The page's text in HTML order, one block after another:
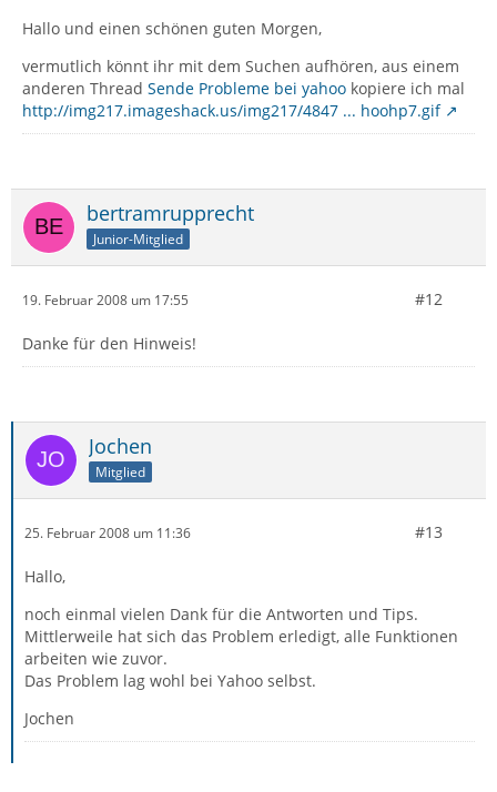
Hallo und einen schönen guten Morgen,
vermutlich könnt ihr mit dem Suchen aufhören, aus einem
anderen Thread Sende Probleme bei yahoo kopiere ich mal
http://img217.imageshack.us/img217/4847 ... hoohp7.gif
bertramrupprecht
Junior-Mitglied
19. Februar 2008 um 17:55 #12
Danke für den Hinweis!
Jochen
Mitglied
25. Februar 2008 um 11:36 #13
Hallo,
noch einmal vielen Dank für die Antworten und Tips.
Mittlerweile hat sich das Problem erledigt, alle Funktionen
arbeiten wie zuvor.
Das Problem lag wohl bei Yahoo selbst.
Jochen